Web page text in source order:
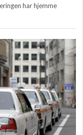
har hjemme